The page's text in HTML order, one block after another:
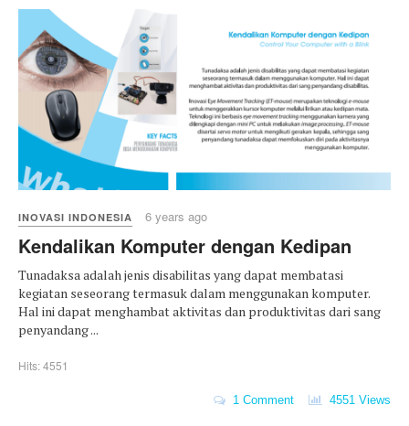
INOVASI INDONESIA 6 years ago
Kendalikan Komputer dengan Kedipan
Tunadaksa adalah jenis disabilitas yang dapat membatasi
kegiatan seseorang termasuk dalam menggunakan komputer.
Hal ini dapat menghambat aktivitas dan produktivitas dari sang
penyandang ...
Hits: 4551
1 Comment 4551 Views